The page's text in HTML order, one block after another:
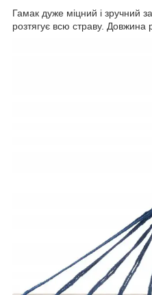
Гамак дуже міцний і зручний
розтягує всю страву. Довжина